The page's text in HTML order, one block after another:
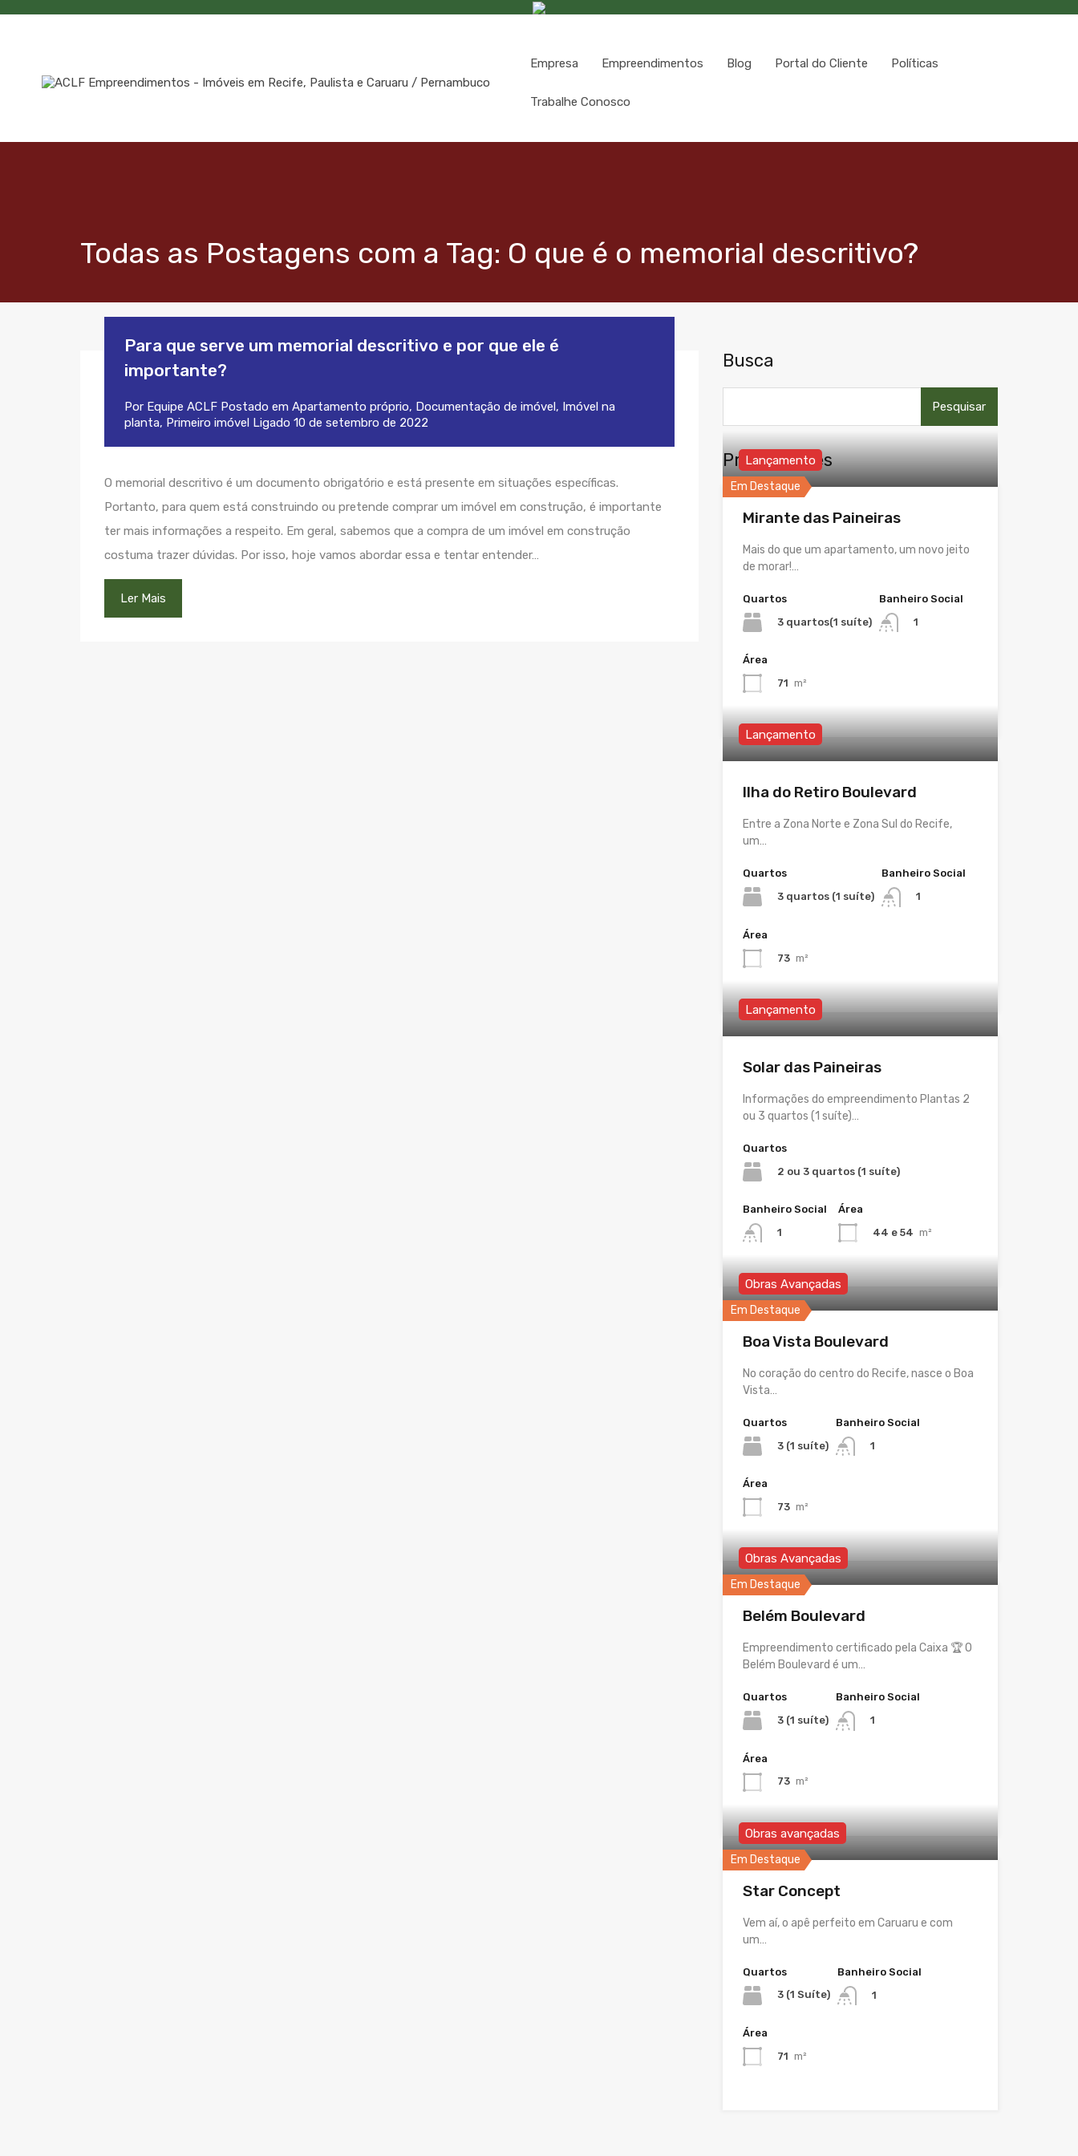
Empresa Empreendimentos Blog Portal do Cliente Políticas
Trabalhe Conosco
Todas as Postagens com a Tag: O que é o memorial descritivo?
Para que serve um memorial descritivo e por que ele é
importante?
Por Equipe ACLF Postado em Apartamento próprio, Documentação de imóvel, Imóvel na
planta, Primeiro imóvel Ligado 10 de setembro de 2022
O memorial descritivo é um documento obrigatório e está presente em situações específicas.
Portanto, para quem está construindo ou pretende comprar um imóvel em construção, é importante
ter mais informações a respeito. Em geral, sabemos que a compra de um imóvel em construção
costuma trazer dúvidas. Por isso, hoje vamos abordar essa e tentar entender…
Ler Mais
Busca
por:
Propriedades
Em Destaque
Lançamento
Mirante das Paineiras
Mais do que um apartamento, um novo jeito
de morar!…
Quartos
3 quartos(1 suíte)
Banheiro Social
1
Área
71 m²
Lançamento
Ilha do Retiro Boulevard
Entre a Zona Norte e Zona Sul do Recife,
um…
Quartos
3 quartos (1 suíte)
Banheiro Social
1
Área
73 m²
Lançamento
Solar das Paineiras
Informações do empreendimento Plantas 2
ou 3 quartos (1 suíte)…
Quartos
2 ou 3 quartos (1 suíte)
Banheiro Social
1
Área
44 e 54 m²
Em Destaque
Obras Avançadas
Boa Vista Boulevard
No coração do centro do Recife, nasce o Boa
Vista…
Quartos
3 (1 suíte)
Banheiro Social
1
Área
73 m²
Em Destaque
Obras Avançadas
Belém Boulevard
Empreendimento certificado pela Caixa 🏆 O
Belém Boulevard é um…
Quartos
3 (1 suíte)
Banheiro Social
1
Área
73 m²
Em Destaque
Obras avançadas
Star Concept
Vem aí, o apê perfeito em Caruaru e com
um…
Quartos
3 (1 Suíte)
Banheiro Social
1
Área
71 m²